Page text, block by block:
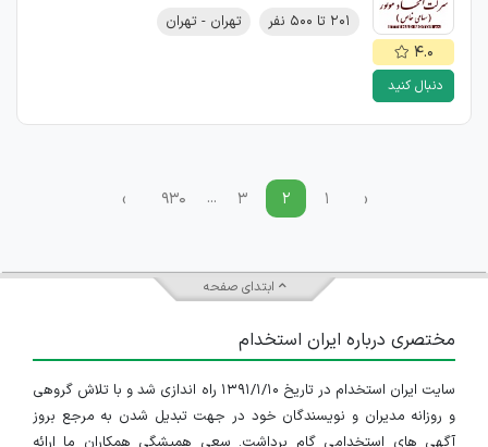
۴.۰
دنبال کنید
۲۰۱ تا ۵۰۰ نفر تهران - تهران
‹ ۱ ۲ ۳ ... ۹۳۰ ›
ابتدای صفحه
مختصری درباره ایران استخدام
سایت ایران استخدام در تاریخ ۱۳۹۱/۱/۱۰ راه اندازی شد و با تلاش گروهی
و روزانه مدیران و نویسندگان خود در جهت تبدیل شدن به مرجع بروز
آگهی های استخدامی گام برداشت. سعی همیشگی همکاران ما ارائه